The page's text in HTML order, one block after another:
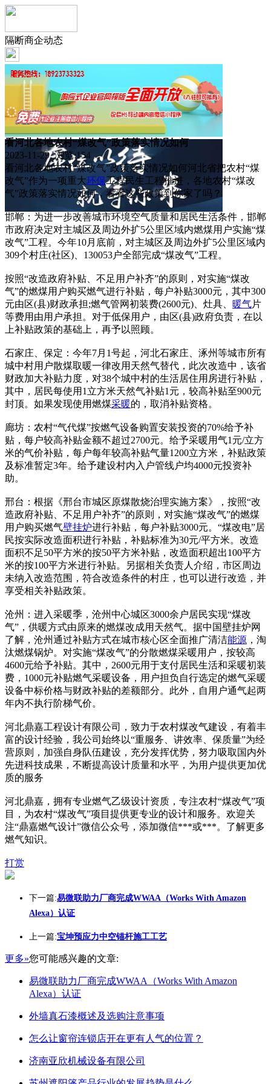
隔断商企动态
看河北各地农村“煤改气”政策落实情况如何
2023-11-29 浏览:154
看河北各地农村“煤改气”政策落实情况如何河北省把农村“煤
改气”作为一项重大环保工程民生工程推进，各地农村“煤改
气”政策落实情况如何，看看这些政策到你家了吗？
邯郸：为进一步改善城市环境空气质量和居民生活条件，邯郸
市政府决定对主城区及周边外扩5公里区域内燃煤用户实施“煤
改气”工程。今年10月底前，对主城区及周边外扩5公里区域内
309个村庄(社区)、130053户全部完成“煤改气”工程。
按照“改造政府补贴、不足用户补齐”的原则，对实施“煤改
气”的燃煤用户购买燃气进行补贴，每户补贴3000元，其中300
元由区(县)财政承担;燃气管网初装费(2600元)、灶具、 暖气片
等费用由用户承担。对于低保用户，由区(县)政府负责，在以
上补贴政策的基础上，再予以照顾。
石家庄、保定：今年7月1号起，河北石家庄、涿州等城市所有
城中村用户散煤取暖一律改用天然气替代，此次改造中，该省
财政加大补贴力度，对38个城中村的生活居住用房进行补贴，
其中，居民每使用1立方米天然气补贴1元，较高补贴至900元
封顶。如果发现使用燃煤采暖的，取消补贴资格。
廊坊：农村“气代煤”按燃气设备购置安装投资的70%给予补
贴，每户较高补贴金额不超过2700元。给予采暖用气1元/立方
米的气价补贴，每户每年较高补贴气量1200立方米，补贴政策
及标准暂定3年。给予建设村内入户管线户均4000元投资补
助。
邢台：根据《邢台市城区原煤散烧治理实施方案》，按照“改
造政府补贴、不足用户补齐”的原则，对实施“煤改气”的燃煤
用户购买燃气壁挂炉进行补贴，每户补贴3000元。“煤改电”居
民按实际改造面积进行补贴，补贴标准为30元/平方米。改造
面积不足50平方米的按50平方米补贴，改造面积超出100平方
米的按100平方米进行补贴。另据相关负责人介绍，市区周边
未纳入改造范围，符合改造条件的村庄，也可以进行改造，并
享受相关补贴政策。
沧州：进入采暖季，沧州中心城区3000余户居民实现“煤改
气”，供暖方式由原来的燃煤改成用天然气。据中国壁挂炉网
了解，沧州通过补贴方式在城市核心区全面推广清洁能源 ，淘
汰燃煤锅炉。对实施“煤改气”的分散燃煤采暖用户，按较高
4600元给予补贴。其中，2600元用于支付居民生活和采暖初装
费，1000元补贴燃气采暖设备，用户担负自行选定的燃气采暖
设备中标价格与财政补贴的差额部分。此外，自用户通气起两
年内不执行阶梯气价。
河北鼎嘉工程设计有限公司，致力于农村煤改气建设，有着丰
富的设计经验，我公司始终以“重服务、讲效率、保质量”为经
营原则，加强自身队伍建设，充分发挥优势，努力吸取国内外
先进科技成果，不断提高设计质量和水平，为用户提供更加优
质的服务
河北鼎嘉，拥有专业燃气乙级设计资质，专注农村“煤改气”项
目，为农村“煤改气”项目提供更专业的设计和服务。欢迎关
注“鼎嘉燃气设计”微信公众号，添加微信***或***。了解更多
燃气知识。
打赏
下一篇:易微联助力厂商完成WWAA（Works With Amazon
Alexa）认证
上一篇:宝坤预应力中空锚杆施工工艺
更多»您可能感兴趣的文章:
易微联助力厂商完成WWAA（Works With Amazon
Alexa）认证
外墙真石漆概述及选购注意事项
怎么让窗帘连锁店开在更有人气的位置？
济南亚欣机械设备有限公司